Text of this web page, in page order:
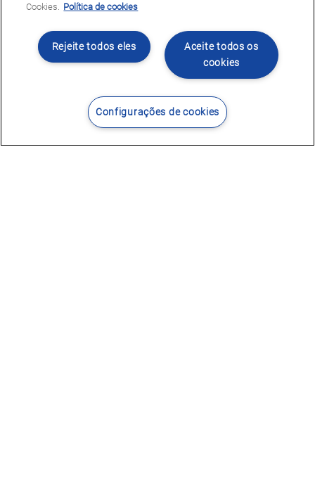
Contacte-nos Encontrar Centro
Cookies. Política de cookies
Aceite todos os
cookies
Rejeite todos eles
Configurações de cookies